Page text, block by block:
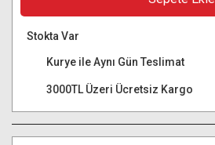
Stokta Var
Kurye ile Aynı Gün Teslimat
3000TL Üzeri Ücretsiz Kargo